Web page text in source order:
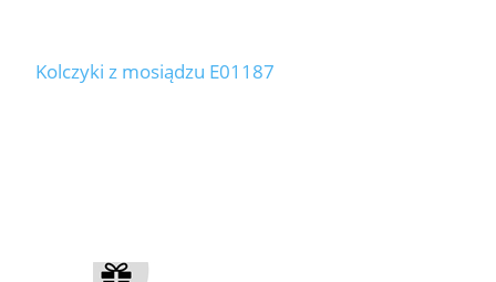
Kolczyki z mosiądzu E01187